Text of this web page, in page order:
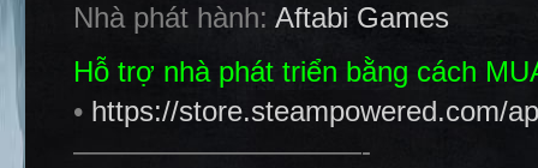
Nhà phát hành: Aftabi Games
Hỗ trợ nhà phát triển bằng cách
• https://store.steampowered.com/
——————————-